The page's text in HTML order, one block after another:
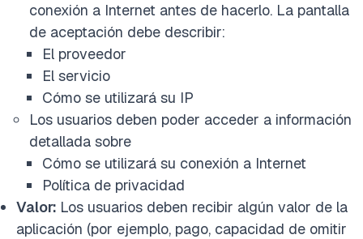
conexión a Internet antes de hacerlo. La pantalla
de aceptación debe describir:
El proveedor
El servicio
Cómo se utilizará su IP
Los usuarios deben poder acceder a información
detallada sobre
Cómo se utilizará su conexión a Internet
Política de privacidad
Valor: Los usuarios deben recibir algún valor de la
aplicación (por ejemplo, pago, capacidad de omitir